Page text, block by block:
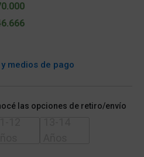
medios de pago
las opciones de retiro/envío